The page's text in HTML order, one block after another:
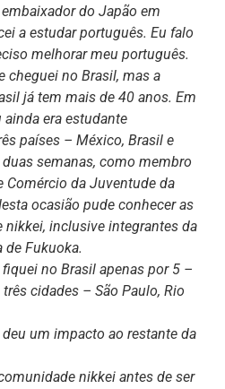
do Japão em
a estudar português. Eu falo
melhorar meu português.
cheguei no Brasil, mas a
já tem mais de 40 anos. Em
era estudante
países – México, Brasil e
semanas, como membro
Comércio da Juventude da
ocasião pude conhecer as
nikkei, inclusive integrantes da
de Fukuoka.
no Brasil apenas por 5 –
cidades – São Paulo, Rio
um impacto ao restante da
nikkei antes de ser